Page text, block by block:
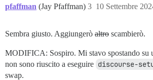
pfaffman (Jay Pfaffman) 10 Settembre
3
Sembra giusto. Aggiungerò altro scambierò.
MODIFICA: Sospiro. Mi stavo spostando su
non sono riuscito a eseguire discourse-
swap.